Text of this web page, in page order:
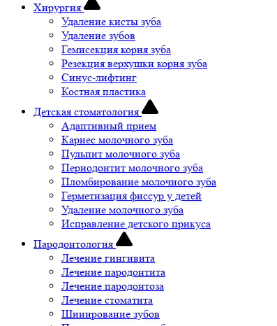
Хирургия
Удаление кисты зуба
Удаление зубов
Гемисекция корня зуба
Резекция верхушки корня зуба
Синус-лифтинг
Костная пластика
Детская стоматология
Адаптивный прием
Кариес молочного зуба
Пульпит молочного зуба
Периодонтит молочного зуба
Пломбирование молочного зуба
​Герметизация фиссур у детей
Удаление молочного зуба
Исправление детского прикуса
Пародонтология
Лечение гингивита
Лечение пародонтита
Лечение пародонтоза
Лечение стоматита
Шинирование зубов